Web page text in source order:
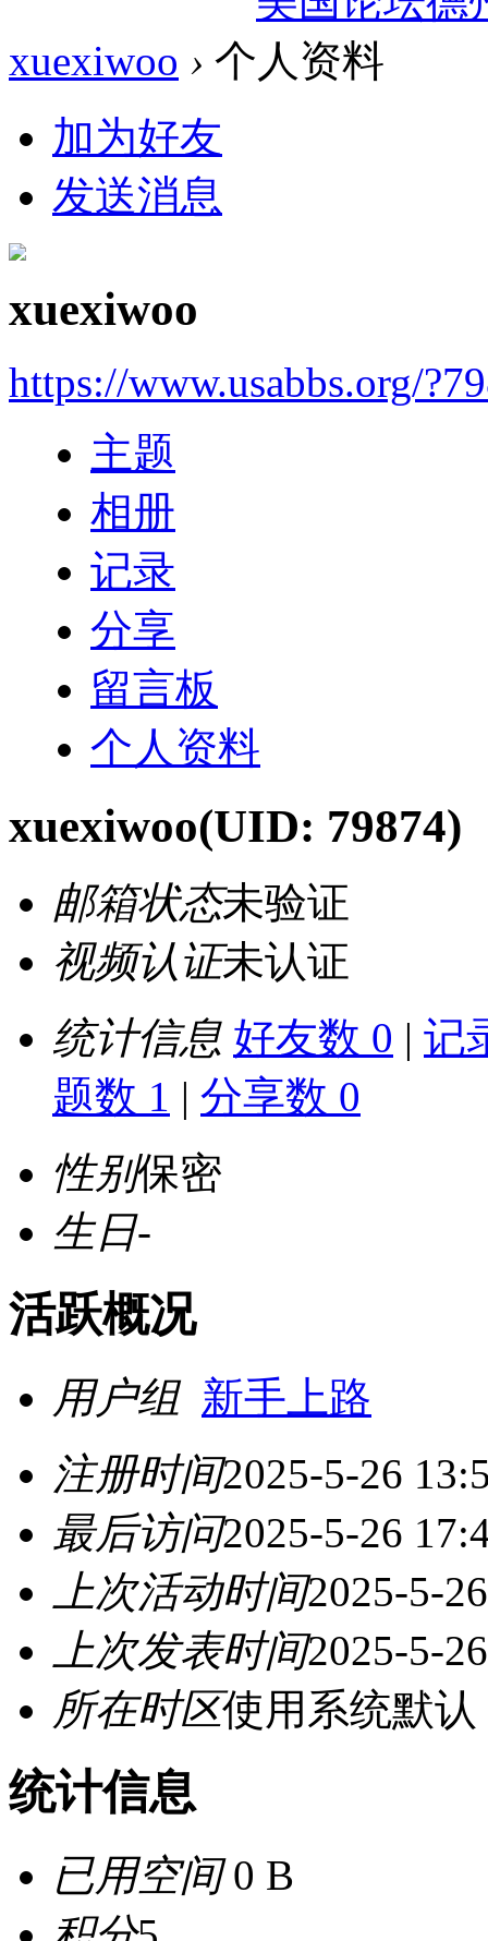
xuexiwoo › 个人资料
加为好友
发送消息
xuexiwoo
https://www.usabbs.org/
主题
相册
记录
分享
留言板
个人资料
xuexiwoo(UID: 79874)
邮箱状态未验证
视频认证未认证
统计信息 好友数 0 | 记
题数 1 | 分享数 0
性别保密
生日-
活跃概况
用户组 新手上路
注册时间2025-5-26
最后访问2025-5-26
上次活动时间2025-5-
上次发表时间2025-5-
所在时区使用系统默认
统计信息
已用空间0 B